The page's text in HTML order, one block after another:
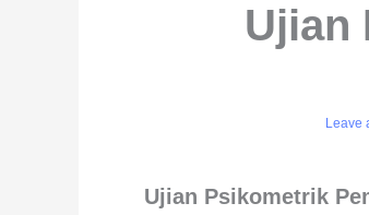
Ujian
Leave
Ujian Psikometrik